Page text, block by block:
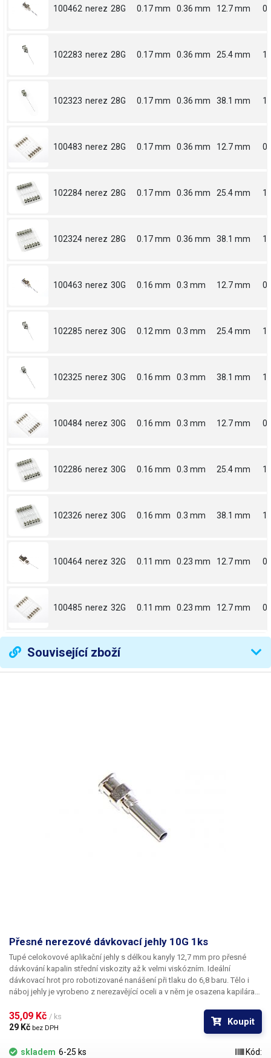
100462 nerez 28G 0.17 mm 0.36 mm 12.7 mm
102283 nerez 28G 0.17 mm 0.36 mm 25.4 mm 1
102323 nerez 28G 0.17 mm 0.36 mm 38.1 mm
100483 nerez 28G 0.17 mm 0.36 mm 12.7 mm
102284 nerez 28G 0.17 mm 0.36 mm 25.4 mm 1
102324 nerez 28G 0.17 mm 0.36 mm 38.1 mm
100463 nerez 30G 0.16 mm 0.3 mm 12.7 mm
102285 nerez 30G 0.12 mm 0.3 mm 25.4 mm 1
102325 nerez 30G 0.16 mm 0.3 mm 38.1 mm
100484 nerez 30G 0.16 mm 0.3 mm 12.7 mm
102286 nerez 30G 0.16 mm 0.3 mm 25.4 mm 1
102326 nerez 30G 0.16 mm 0.3 mm 38.1 mm
100464 nerez 32G 0.11 mm 0.23 mm 12.7 mm
100485 nerez 32G 0.11 mm 0.23 mm 12.7 mm
Související zboží
Přesné nerezové dávkovací jehly 10G 1ks
Tupé celokovové aplikační jehly s délkou kanyly 12,7 mm pro přesné
dávkování kapalin střední viskozity až k velmi viskózním. Ideální
dávkovací hrot pro robotizované nanášení při tlaku do 6,8 baru. Tělo i
náboj jehly je vyrobeno z nerezavějící oceli a v něm je osazena kapilára
povrchu a přesné dodržení vnitřních průměrů jehly a proto je povrch
kapiláry elektrolyticky leštěn.
35,09 Kč / ks
29 Kč bez DPH
Koupit
skladem 6-25 ks
Kód: